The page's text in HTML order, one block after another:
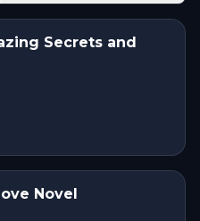
Secrets and
ROMANTIC ADVENTURE
Novel